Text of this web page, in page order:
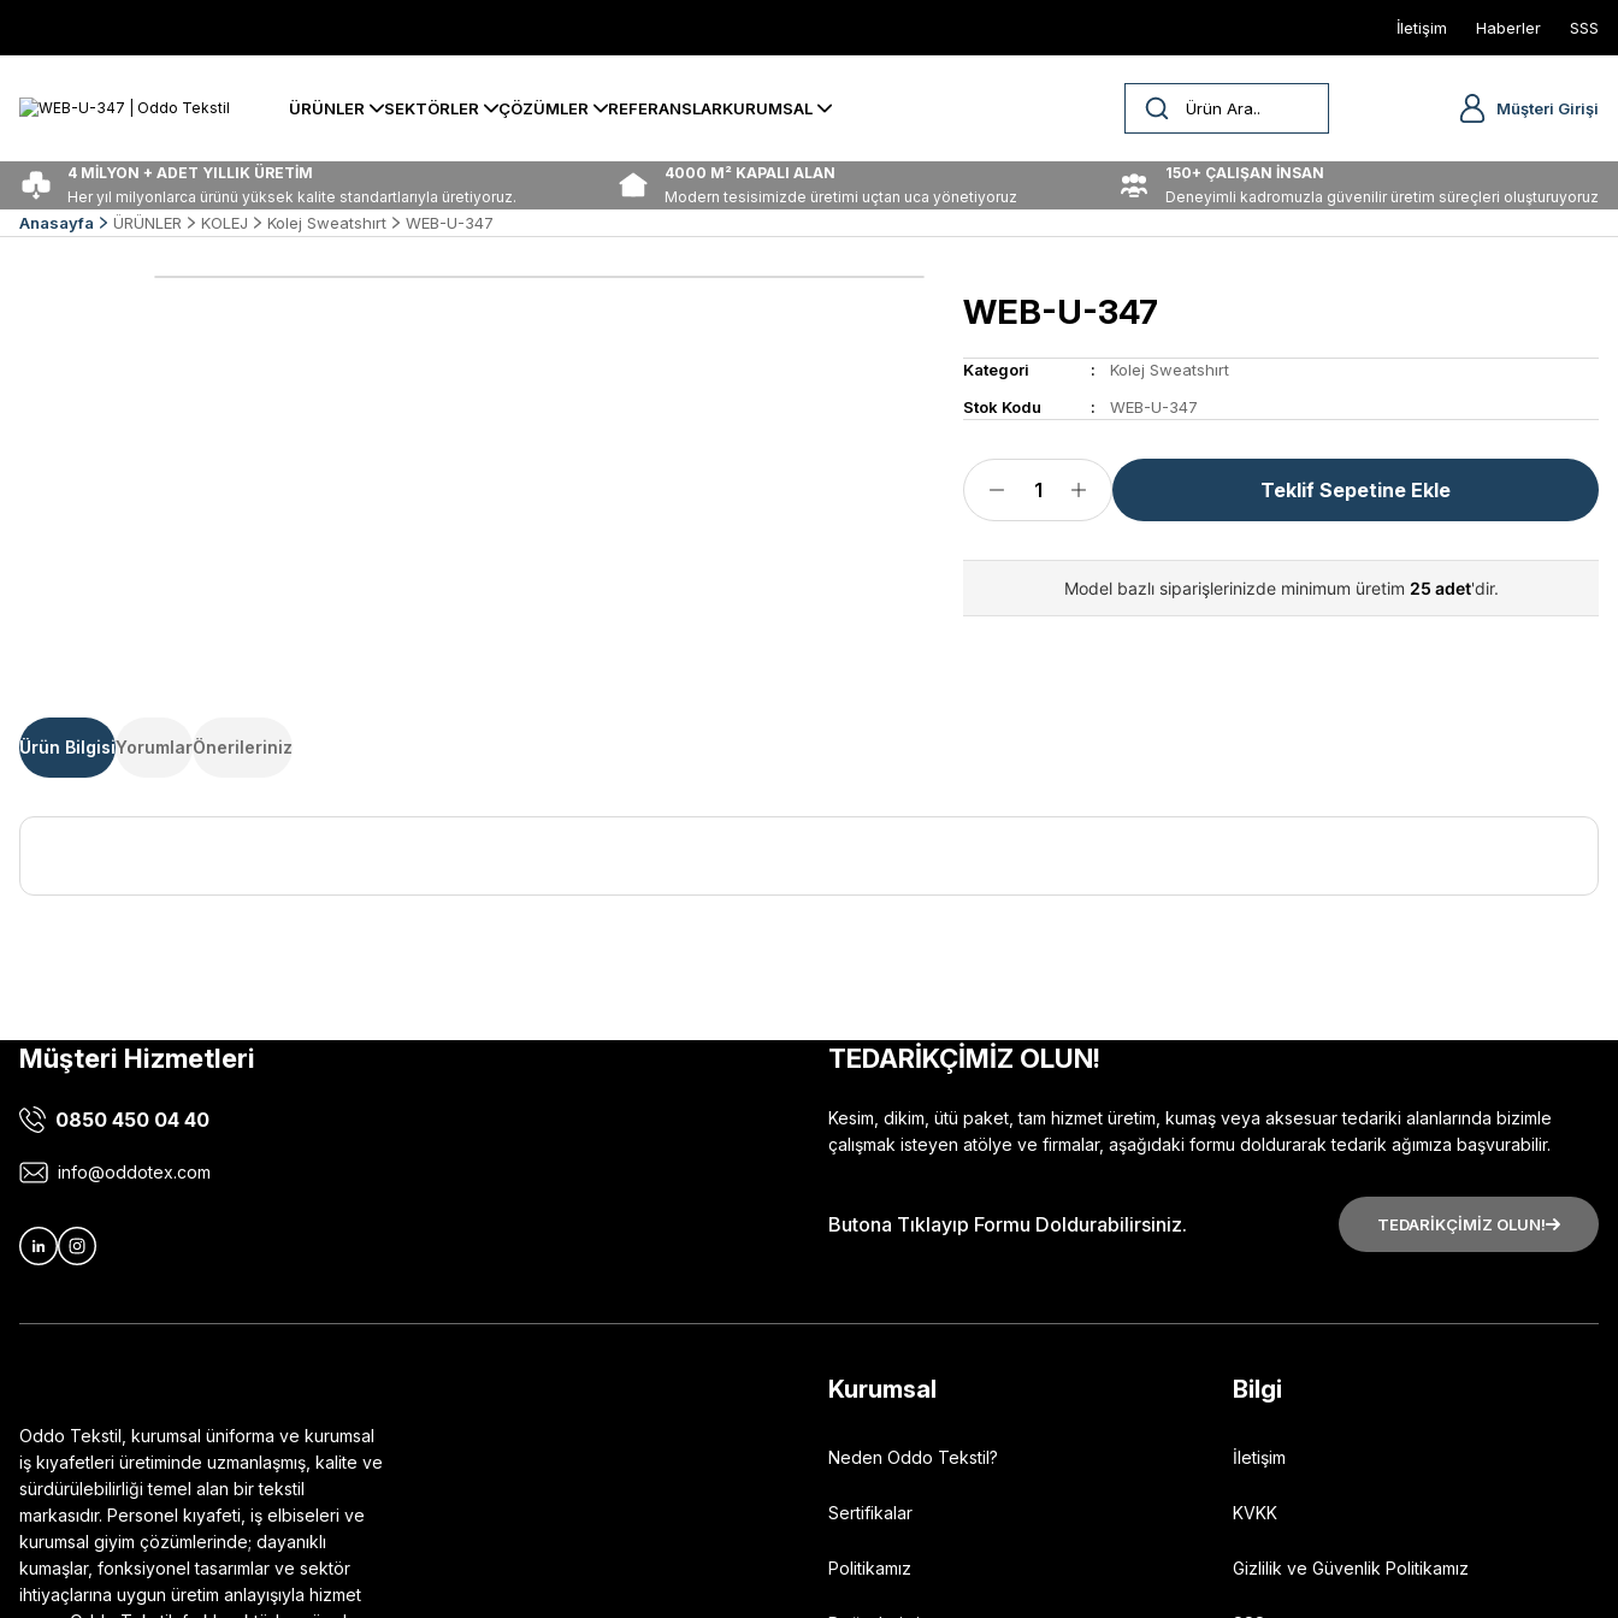
İletişim Haberler SSS
ÜRÜNLER SEKTÖRLER ÇÖZÜMLER REFERANSLARKURUMSAL Müşteri Girişi
4 MİLYON + ADET YILLIK ÜRETİM
Her yıl milyonlarca ürünü yüksek kalite standartlarıyla üretiyoruz.
4000 M² KAPALI ALAN
Modern tesisimizde üretimi uçtan uca yönetiyoruz
150+ ÇALIŞAN İNSAN
Deneyimli kadromuzla güvenilir üretim süreçleri oluşturuyoruz
Anasayfa ÜRÜNLER KOLEJ Kolej Sweatshırt WEB-U-347
WEB-U-347
Kategori
Kolej Sweatshırt
Stok Kodu
WEB-U-347
Teklif Sepetine Ekle
Model bazlı siparişlerinizde minimum üretim 25 adet'dir.
Ürün BilgisiYorumlarÖnerileriniz
Yorum Yaz
Ürün resmi kalitesiz, bozuk veya görüntülenemiyor.
Ürün bilgilerinde hatalar bulunuyor.
Müşteri Hizmetleri
0850 450 04 40
info@oddotex.com
TEDARİKÇİMİZ OLUN!
Kesim, dikim, ütü paket, tam hizmet üretim, kumaş veya aksesuar tedariki alanlarında bizimle
çalışmak isteyen atölye ve firmalar, aşağıdaki formu doldurarak tedarik ağımıza başvurabilir.
Butona Tıklayıp Formu Doldurabilirsiniz. TEDARİKÇİMİZ OLUN!
Oddo Tekstil, kurumsal üniforma ve kurumsal
iş kıyafetleri üretiminde uzmanlaşmış, kalite ve
sürdürülebilirliği temel alan bir tekstil
markasıdır. Personel kıyafeti, iş elbiseleri ve
kurumsal giyim çözümlerinde; dayanıklı
kumaşlar, fonksiyonel tasarımlar ve sektör
ihtiyaçlarına uygun üretim anlayışıyla hizmet
Kurumsal
Neden Oddo Tekstil?
Sertifikalar
Politikamız
Bilgi
İletişim
KVKK
Gizlilik ve Güvenlik Politikamız